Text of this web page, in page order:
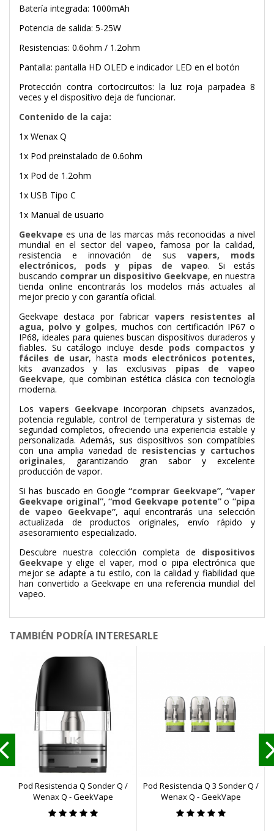
Batería integrada: 1000mAh
Potencia de salida: 5-25W
Resistencias: 0.6ohm / 1.2ohm
Pantalla: pantalla HD OLED e indicador LED en el botón
Protección contra cortocircuitos: la luz roja parpadea 8
veces y el dispositivo deja de funcionar.
Contenido de la caja:
1x Wenax Q
1x Pod preinstalado de 0.6ohm
1x Pod de 1.2ohm
1x USB Tipo C
1x Manual de usuario
Geekvape es una de las marcas más reconocidas a nivel
mundial en el sector del vapeo, famosa por la calidad,
resistencia e innovación de sus vapers, mods
electrónicos, pods y pipas de vapeo. Si estás
buscando comprar un dispositivo Geekvape, en nuestra
tienda online encontrarás los modelos más actuales al
mejor precio y con garantía oficial.
Geekvape destaca por fabricar vapers resistentes al
agua, polvo y golpes, muchos con certificación IP67 o
IP68, ideales para quienes buscan dispositivos duraderos y
fiables. Su catálogo incluye desde pods compactos y
fáciles de usar, hasta mods electrónicos potentes,
kits avanzados y las exclusivas pipas de vapeo
Geekvape, que combinan estética clásica con tecnología
moderna.
Los vapers Geekvape incorporan chipsets avanzados,
potencia regulable, control de temperatura y sistemas de
seguridad completos, ofreciendo una experiencia estable y
personalizada. Además, sus dispositivos son compatibles
con una amplia variedad de resistencias y cartuchos
originales, garantizando gran sabor y excelente
producción de vapor.
Si has buscado en Google“comprar Geekvape”,“vaper
Geekvape original”,“mod Geekvape potente”o“pipa
de vapeo Geekvape”, aquí encontrarás una selección
actualizada de productos originales, envío rápido y
asesoramiento especializado.
Descubre nuestra colección completa de dispositivos
Geekvape y elige el vaper, mod o pipa electrónica que
mejor se adapte a tu estilo, con la calidad y fiabilidad que
han convertido a Geekvape en una referencia mundial del
vapeo.
TAMBIÉN PODRÍA INTERESARLE
Pod Resistencia Q Sonder Q /
Wenax Q - GeekVape
Pod Resistencia Q 3 Sonder Q /
Wenax Q - GeekVape